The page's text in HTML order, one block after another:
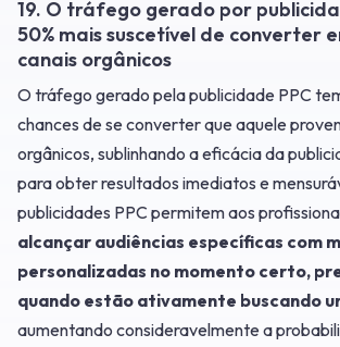
19. O tráfego gerado por
50% mais suscetível de converter
canais orgânicos
O tráfego gerado pela publicidade PPC
chances de se converter que aquele
orgânicos, sublinhando a eficácia da
para obter resultados imediatos e
publicidades PPC permitem aos
alcançar audiências específicas com
personalizadas no momento certo,
quando estão ativamente buscando
aumentando consideravelmente a